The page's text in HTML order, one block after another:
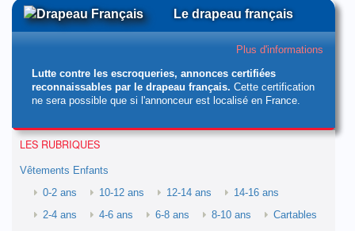
Le drapeau français
Plus d'informations
Lutte contre les escroqueries, annonces certifiées
reconnaissables par le drapeau français. Cette certification
ne sera possible que si l'annonceur est localisé en France.
LES RUBRIQUES
Vêtements Enfants
0-2 ans
10-12 ans 12-14 ans
14-16 ans
2-4 ans
4-6 ans 6-8 ans 8-10 ans
Cartables